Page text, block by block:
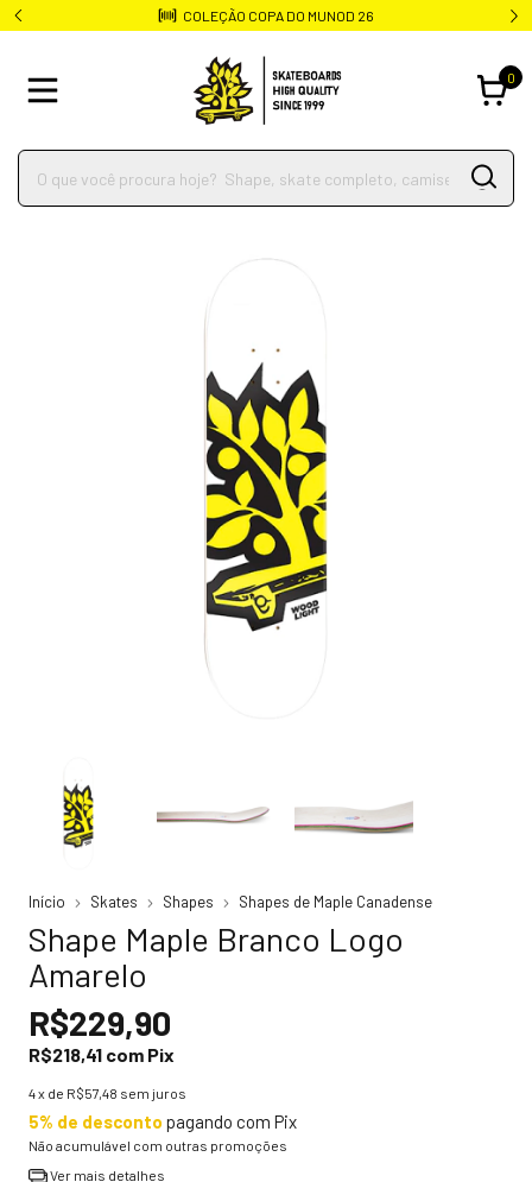
Frete rápido para todo o Brasil
0
Início Skates Shapes Shapes de Maple Canadense
Shape Maple Branco Logo
Amarelo
R$229,90
R$218,41 com Pix
4x de R$57,48 sem juros
5% de desconto pagando com Pix
Não acumulável com outras promoções
Ver mais detalhes